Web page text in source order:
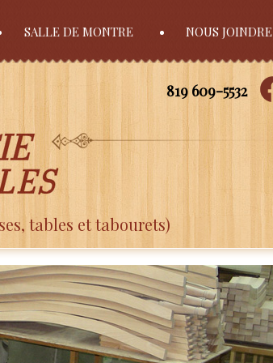
SALLE DE MONTRE NOUS JOINDRE
819 609-5532
tables et tabourets)